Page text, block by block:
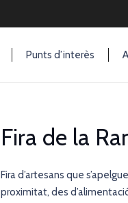
Punts d’interès
Fira de la
Fira d’artesans que
proximitat, des